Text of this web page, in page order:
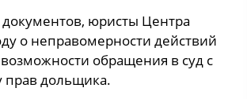
документов, юристы Центра
о неправомерности действий
обращения в суд с
прав дольщика.